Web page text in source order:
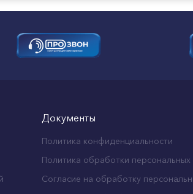
Документы
Политика конфиденциальности
Политика обработки персональных
Согласие на обработку